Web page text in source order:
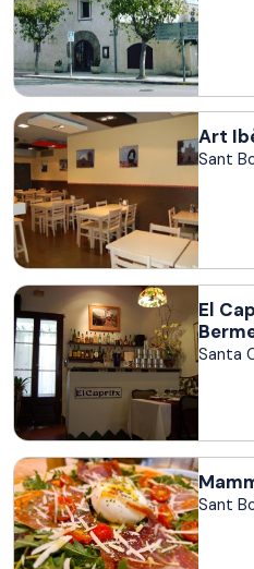
Art
Sant
El
Santa
Sant